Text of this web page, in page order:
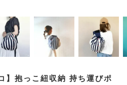
】抱っこ紐収納 持ち運びポ